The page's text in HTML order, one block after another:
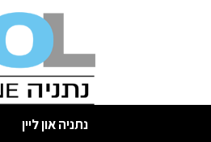
נתניה און ליין